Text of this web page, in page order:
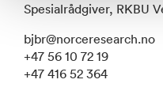
Spesialrådgiver, RKBU
bjbr@norceresearch.no
+47 56 10 72 19
+47 416 52 364